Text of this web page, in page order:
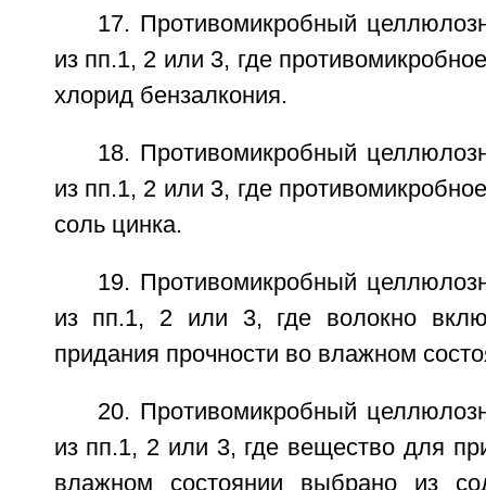
17. Противомикробный
из пп.1, 2 или 3, где
хлорид бензалкония.
18. Противомикробный
из пп.1, 2 или 3, где
соль цинка.
19. Противомикробный
из пп.1, 2 или 3, где волокно
придания прочности во влажном
20. Противомикробный
из пп.1, 2 или 3, где вещество для
влажном состоянии выбрано из